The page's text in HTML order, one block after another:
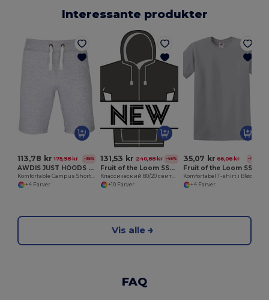
Interessante produkter
113,78 kr 175,98 kr -35%
AWDIS JUST HOODS JH080
+4 Farver
131,53 kr 240,88 kr -45%
Fruit of the Loom SS222
+10 Farver
35,07 kr 66,06 kr -47%
+4 Farver
Vis alle
FAQ